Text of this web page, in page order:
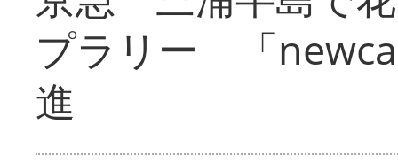
プラリー 「
進